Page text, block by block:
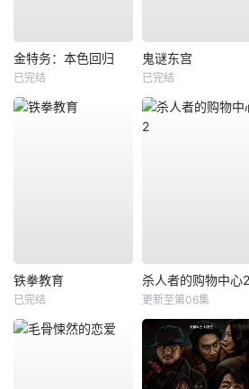
金特务：本色回归
已完结
鬼谜东宫
已完结
铁拳教育
已完结
杀人者的购物中心2
更新至第06集